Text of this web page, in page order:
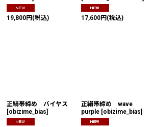
19,800円 (税込) 17,600円 (税込)
正絹帯締め バイヤス
[obizime_bias]
正絹帯締め wave
purple [obizime_bias]